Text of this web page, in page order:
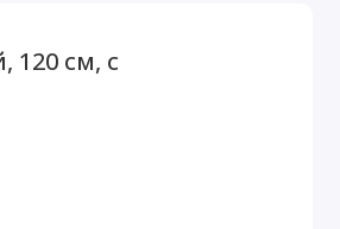
120 см, с